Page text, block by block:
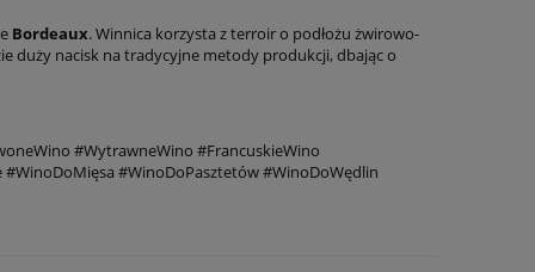
Bordeaux. Winnica korzysta z terroir o podłożu żwirowo-
duży nacisk na tradycyjne metody produkcji, dbając o
#WytrawneWino #FrancuskieWino
#WinoDoMięsa #WinoDoPasztetów #WinoDoWędlin